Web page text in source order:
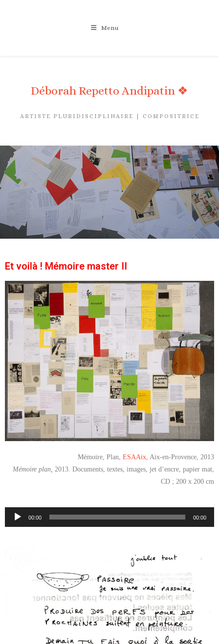
Menu
Déborah Repetto Andipatin ❖
ARTISTE PLURIDISCIPLINAIRE | COMPOSITRICE
Et voilà ! Mémoire master II
Mémoire, Plan, ESAAix, Aix-en-Provence, 2013
Mémoire plan, 2013. Documents, textes, images, jet d’encre, papier mat,
CD ; 200 x 200 cm
Lecteur
00:00 00:00